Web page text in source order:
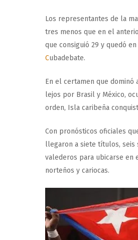
Los representantes de la
tres menos que en el
que consiguió 29 y quedó
Cubadebate.
En el certamen que dominó
lejos por Brasil y México,
orden, Isla caribeña
Con pronósticos oficiales
llegaron a siete títulos, seis
valederos para ubicarse
norteños y cariocas.